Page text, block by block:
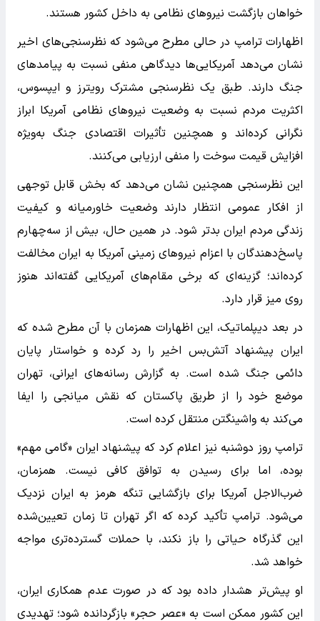
خواهان بازگشت نیروهای نظامی به داخل کشور هستند.
اظهارات ترامپ در حالی مطرح می‌شود که نظرسنجی‌های اخیر
نشان می‌دهد آمریکایی‌ها دیدگاهی منفی نسبت به پیامدهای
جنگ دارند. طبق یک نظرسنجی مشترک رویترز و ایپسوس،
اکثریت مردم نسبت به وضعیت نیروهای نظامی آمریکا ابراز
نگرانی کرده‌اند و همچنین تأثیرات اقتصادی جنگ به‌ویژه
افزایش قیمت سوخت را منفی ارزیابی می‌کنند.
این نظرسنجی همچنین نشان می‌دهد که بخش قابل توجهی
از افکار عمومی انتظار دارند وضعیت خاورمیانه و کیفیت
زندگی مردم ایران بدتر شود. در همین حال، بیش از سه‌چهارم
پاسخ‌دهندگان با اعزام نیروهای زمینی آمریکا به ایران مخالفت
کرده‌اند؛ گزینه‌ای که برخی مقام‌های آمریکایی گفته‌اند هنوز
روی میز قرار دارد.
در بعد دیپلماتیک، این اظهارات همزمان با آن مطرح شده که
ایران پیشنهاد آتش‌بس اخیر را رد کرده و خواستار پایان
دائمی جنگ شده است. به گزارش رسانه‌های ایرانی، تهران
موضع خود را از طریق پاکستان که نقش میانجی را ایفا
می‌کند به واشینگتن منتقل کرده است.
ترامپ روز دوشنبه نیز اعلام کرد که پیشنهاد ایران «گامی مهم»
بوده، اما برای رسیدن به توافق کافی نیست. همزمان،
ضرب‌الاجل آمریکا برای بازگشایی تنگه هرمز به ایران نزدیک
می‌شود. ترامپ تأکید کرده که اگر تهران تا زمان تعیین‌شده
این گذرگاه حیاتی را باز نکند، با حملات گسترده‌تری مواجه
خواهد شد.
او پیش‌تر هشدار داده بود که در صورت عدم همکاری ایران،
این کشور ممکن است به «عصر حجر» بازگردانده شود؛ تهدیدی